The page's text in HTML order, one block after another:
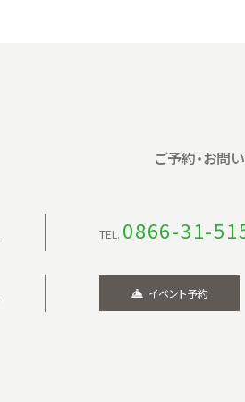
ご予約・お問
TEL. 0866-31-
イベント予約